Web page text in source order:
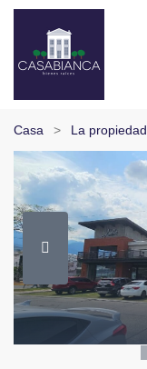
Casa La propiedad